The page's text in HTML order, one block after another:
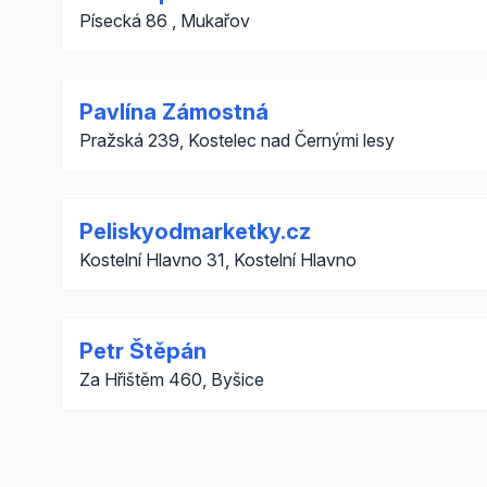
Písecká 86 , Mukařov
Pavlína Zámostná
Pražská 239, Kostelec nad Černými lesy
Peliskyodmarketky.cz
Kostelní Hlavno 31, Kostelní Hlavno
Petr Štěpán
Za Hřištěm 460, Byšice